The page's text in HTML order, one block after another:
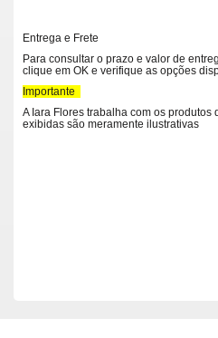
Entrega e Frete
Para consultar o prazo e valor de
clique em OK e verifique as opções
Importante
A Iara Flores trabalha com os
exibidas são meramente ilustrativas